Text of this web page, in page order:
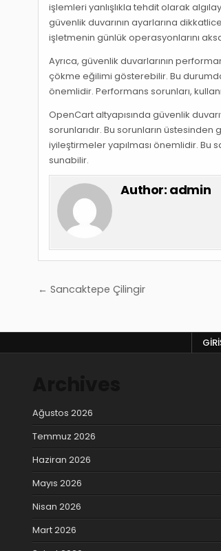
işlemleri yanlışlıkla tehdit olarak
güvenlik duvarının ayarlarına
işletmenin günlük operasyonlarını
Ayrıca, güvenlik duvarlarının
çökme eğilimi gösterebilir. Bu
önemlidir. Performans sorunları,
OpenCart altyapısında güvenlik
sorunlarıdır. Bu sorunların
iyileştirmeler yapılması önemlidir.
sunabilir.
Author: admin
Yazı
← Sancaktepe Çilingir
Ağustos 2026
Temmuz 2026
Haziran 2026
Mayıs 2026
Nisan 2026
Mart 2026